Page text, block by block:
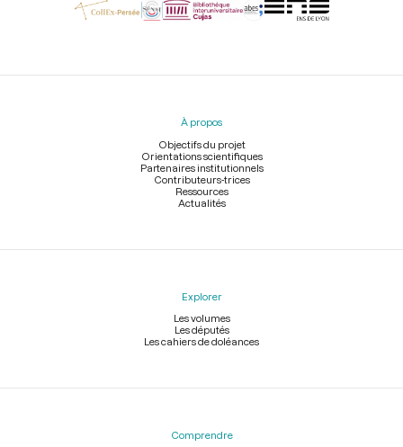
Menu
À propos
Objectifs du projet
Orientations scientifiques
Partenaires institutionnels
Contributeurs-trices
Ressources
Actualités
Explorer
Les volumes
Les députés
Les cahiers de doléances
Comprendre